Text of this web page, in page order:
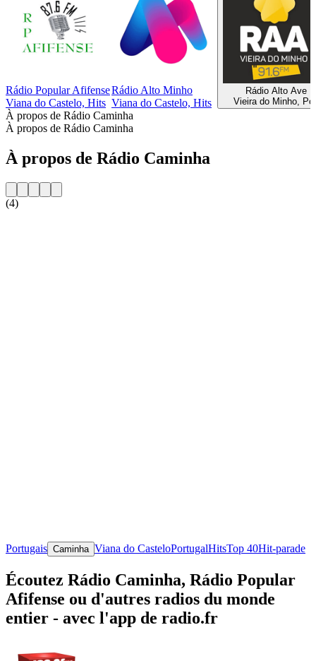
Rádio Popular Afifense
Viana do Castelo, Hits
Rádio Alto Minho
Viana do Castelo, Hits
Rádio Alto Ave
Vieira do Minho,
À propos de Rádio Caminha
À propos de Rádio Caminha
À propos de Rádio Caminha
(4)
Portugais Caminha Viana do CasteloPortugalHitsTop 40Hit-parade
Écoutez Rádio Caminha, Rádio Popular
Afifense ou d'autres radios du monde
entier - avec l'app de radio.fr